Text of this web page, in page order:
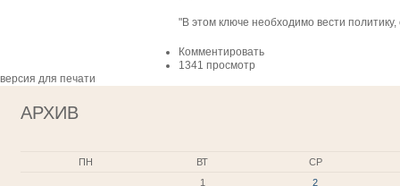
"В этом ключе необходимо вести
Комментировать
1341 просмотр
версия для печати
АРХИВ
ПН ВТ
СР
1
2